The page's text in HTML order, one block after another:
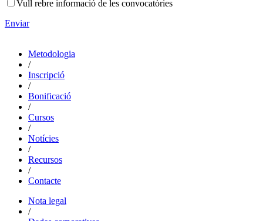
Vull rebre informació de les convocatòries
Enviar
Metodologia
/
Inscripció
/
Bonificació
/
Cursos
/
Notícies
/
Recursos
/
Contacte
Nota legal
/